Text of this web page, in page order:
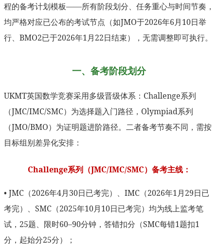
程的备考计划模板——所有阶段划分、任务重心与时间节奏，
均严格对应已公布的考试节点（如JMO于2026年6月10日举
行、BMO2已于2026年1月22日结束），无需调整即可执行。
一、备考阶段划分
UKMT英国数学竞赛采用多级晋级体系：Challenge系列
（JMC/IMC/SMC）为选择题入门路径，Olympiad系列
（JMO/BMO）为证明题进阶路径。二者备考节奏不同，需按
目标组别差异化安排：
Challenge系列（JMC/IMC/SMC）备考主线：
• JMC（2026年4月30日已考完）、IMC（2026年1月29日已
考完）、SMC（2025年10月10日已考完）均为线上监考笔
试，25题、限时60–90分钟，答错扣分（SMC每错1题扣1
分，起始分25分）；